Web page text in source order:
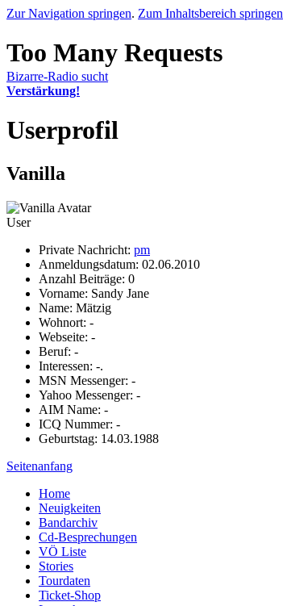
Zur Navigation springen. Zum Inhaltsbereich springen
Bizarre-Radio sucht
Verstärkung!
Userprofil
Vanilla
User
Private Nachricht: pm
Anmeldungsdatum: 02.06.2010
Anzahl Beiträge: 0
Vorname: Sandy Jane
Name: Mätzig
Wohnort: -
Webseite: -
Beruf: -
Interessen: -.
MSN Messenger: -
Yahoo Messenger: -
AIM Name: -
ICQ Nummer: -
Geburtstag: 14.03.1988
Seitenanfang
Home
Neuigkeiten
Bandarchiv
Cd-Besprechungen
VÖ Liste
Stories
Tourdaten
Ticket-Shop